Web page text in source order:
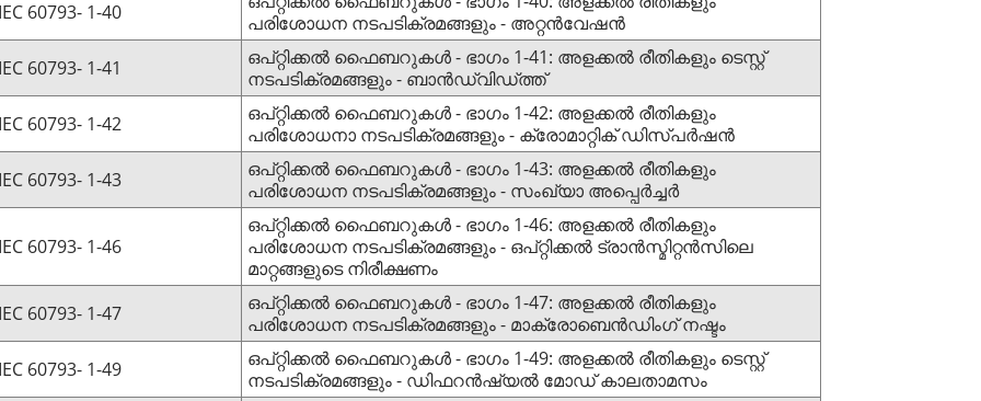
60793- 1-40
പരിശോധന നടപടിക്രമങ്ങളും - അറ്റൻവേഷൻ
60793- 1-41
ഒപ്റ്റിക്കൽ ഫൈബറുകൾ - ഭാഗം 1-41: അളക്കൽ രീതികളും ടെസ്റ്റ്
നടപടിക്രമങ്ങളും - ബാൻഡ്‌വിഡ്ത്ത്
60793- 1-42
ഒപ്റ്റിക്കൽ ഫൈബറുകൾ - ഭാഗം 1-42: അളക്കൽ രീതികളും
പരിശോധനാ നടപടിക്രമങ്ങളും - ക്രോമാറ്റിക് ഡിസ്പർഷൻ
60793- 1-43
ഒപ്റ്റിക്കൽ ഫൈബറുകൾ - ഭാഗം 1-43: അളക്കൽ രീതികളും
പരിശോധന നടപടിക്രമങ്ങളും - സംഖ്യാ അപ്പെർച്ചർ
60793- 1-46
ഒപ്റ്റിക്കൽ ഫൈബറുകൾ - ഭാഗം 1-46: അളക്കൽ രീതികളും
പരിശോധന നടപടിക്രമങ്ങളും - ഒപ്റ്റിക്കൽ ട്രാൻസ്മിറ്റൻസിലെ
മാറ്റങ്ങളുടെ നിരീക്ഷണം
60793- 1-47
ഒപ്റ്റിക്കൽ ഫൈബറുകൾ - ഭാഗം 1-47: അളക്കൽ രീതികളും
പരിശോധന നടപടിക്രമങ്ങളും - മാക്രോബെൻഡിംഗ് നഷ്ടം
60793- 1-49
ഒപ്റ്റിക്കൽ ഫൈബറുകൾ - ഭാഗം 1-49: അളക്കൽ രീതികളും ടെസ്റ്റ്
നടപടിക്രമങ്ങളും - ഡിഫറൻഷ്യൽ മോഡ് കാലതാമസം